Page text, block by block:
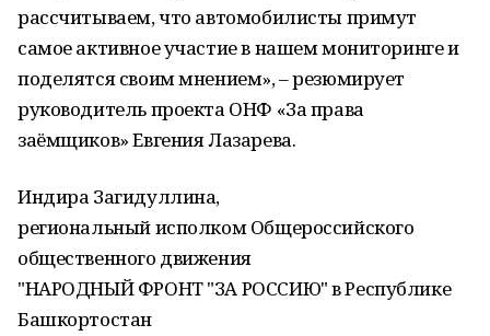
рассчитываем, что автомобилисты примут
самое активное участие в нашем мониторинге и
поделятся своим мнением», – резюмирует
руководитель проекта ОНФ «За права
заёмщиков» Евгения Лазарева.
Индира Загидуллина,
региональный исполком Общероссийского
общественного движения
"НАРОДНЫЙ ФРОНТ "ЗА РОССИЮ" в Республике
Башкортостан